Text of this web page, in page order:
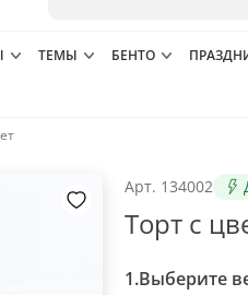
ТЕМЫ БЕНТО
Арт. 134002
Торт с
1.Выберите